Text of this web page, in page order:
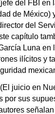
del FBI en
de México)
del
capítulo
Luna en
ilícitos y
juicio en
por sus